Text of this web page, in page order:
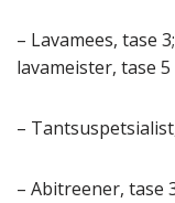
– Lavamees, tase
lavameister, tase 5
–
– Abitreener, tase